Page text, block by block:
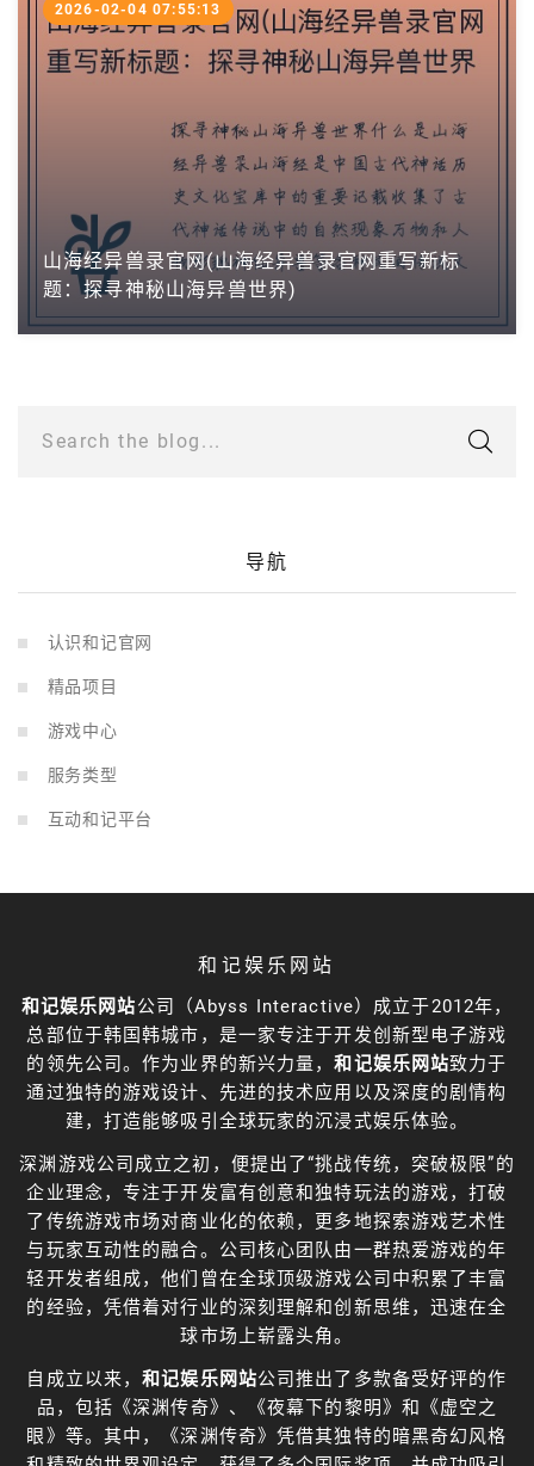
山海经异兽录官网(山海经异兽录官网重写新标
题：探寻神秘山海异兽世界)
2026-02-04 07:55:13
Search the blog...
导航
认识和记官网
精品项目
游戏中心
服务类型
互动和记平台
和记娱乐网站
和记娱乐网站公司（Abyss Interactive）成立于2012年，
总部位于韩国韩城市，是一家专注于开发创新型电子游戏
的领先公司。作为业界的新兴力量，和记娱乐网站致力于
通过独特的游戏设计、先进的技术应用以及深度的剧情构
建，打造能够吸引全球玩家的沉浸式娱乐体验。
深渊游戏公司成立之初，便提出了“挑战传统，突破极限”的
企业理念，专注于开发富有创意和独特玩法的游戏，打破
了传统游戏市场对商业化的依赖，更多地探索游戏艺术性
与玩家互动性的融合。公司核心团队由一群热爱游戏的年
轻开发者组成，他们曾在全球顶级游戏公司中积累了丰富
的经验，凭借着对行业的深刻理解和创新思维，迅速在全
球市场上崭露头角。
自成立以来，和记娱乐网站公司推出了多款备受好评的作
品，包括《深渊传奇》、《夜幕下的黎明》和《虚空之
眼》等。其中，《深渊传奇》凭借其独特的暗黑奇幻风格